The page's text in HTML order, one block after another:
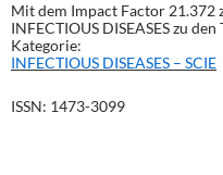
Mit dem Impact Factor 21.372
INFECTIOUS DISEASES zu
Kategorie:
INFECTIOUS DISEASES – SCIE
ISSN: 1473-3099